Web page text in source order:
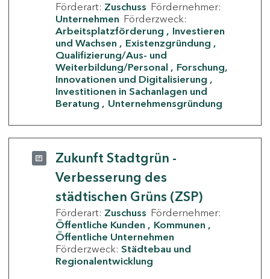
Förderart: Zuschuss Fördernehmer:
Unternehmen Förderzweck:
Arbeitsplatzförderung
Investieren
und Wachsen
Existenzgründung
Qualifizierung/Aus- und
Weiterbildung/Personal
Forschung,
Innovationen und Digitalisierung
Investitionen in Sachanlagen und
Beratung
Unternehmensgründung
Zukunft Stadtgrün -
Verbesserung des
städtischen Grüns (ZSP)
Förderart: Zuschuss Fördernehmer:
Öffentliche Kunden
Kommunen
Öffentliche Unternehmen
Förderzweck: Städtebau und
Regionalentwicklung